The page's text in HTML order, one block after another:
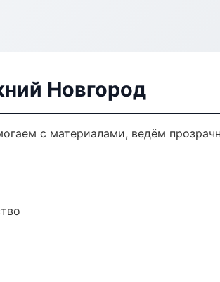
Новгород
с материалами, ведём